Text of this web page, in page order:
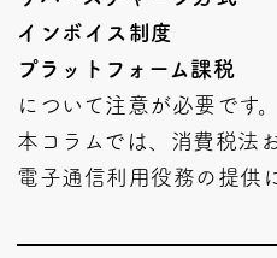
インボイス制度
プラットフォーム課税
について注意が必要です。
本コラムでは、消費税法
電子通信利用役務の提供